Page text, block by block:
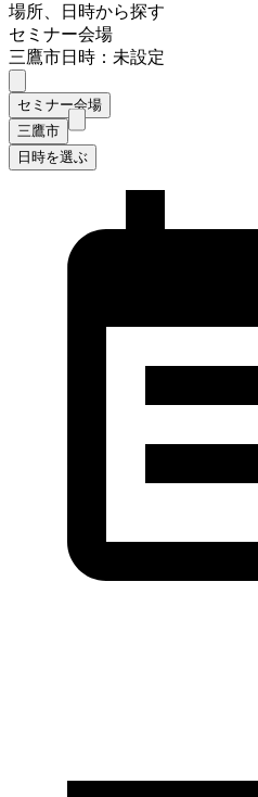
場所、日時から探す
セミナー会場
三鷹市日時：未設定
セミナー会場
三鷹市
日時を選ぶ